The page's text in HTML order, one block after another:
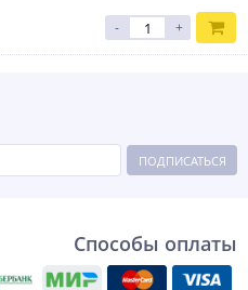
- +
ПОДПИСАТЬСЯ
Способы оплаты